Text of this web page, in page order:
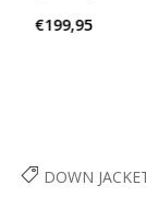
DOWN
€199,95